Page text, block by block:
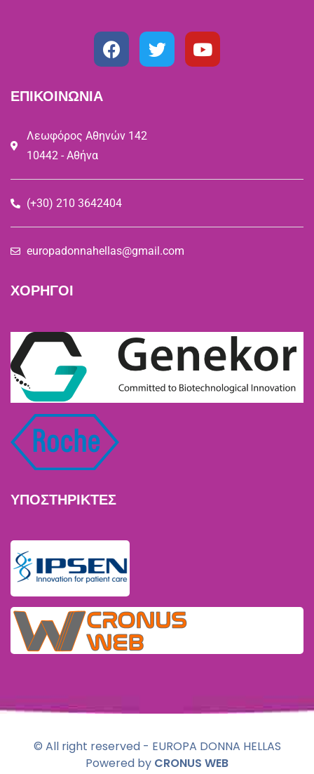
ΕΠΙΚΟΙΝΩΝΙΑ
Λεωφόρος Αθηνών 142
10442 - Αθήνα
(+30) 210 3642404
europadonnahellas@gmail.com
ΧΟΡΗΓΟΙ
ΥΠΟΣΤΗΡΙΚΤΕΣ
© All right reserved - EUROPA DONNA HELLAS
Powered by CRONUS WEB